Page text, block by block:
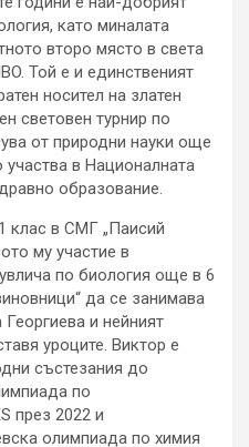
като миналата
второ място в света
Той е и единственият
носител на златен
световен турнир по
от природни науки още
в Националната
образование.
клас в СМГ „Паисий
му участие в
по биология още в 6
да се занимава
и нейният
уроците. Виктор е
състезания до
по
през 2022 и
олимпиада по химия